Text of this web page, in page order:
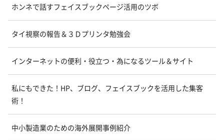
ホンネで話すフェイスブックページ活用のツボ
タイ視察の報告＆３Ｄプリンタ勉強会
インターネットの便利・役立つ・為になるツール＆サイト
私にもできた！HP、ブログ、フェイスブックを活用した集客
術！
中小製造業のための海外展開事例紹介